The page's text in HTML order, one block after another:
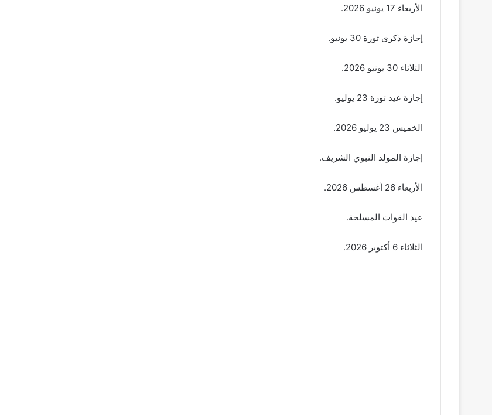
الأربعاء 17 يونيو 2026.
إجازة ذكرى ثورة 30 يونيو.
الثلاثاء 30 يونيو 2026.
إجازة عيد ثورة 23 يوليو.
الخميس 23 يوليو 2026.
إجازة المولد النبوي الشريف.
الأربعاء 26 أغسطس 2026.
عيد القوات المسلحة.
الثلاثاء 6 أكتوبر 2026.